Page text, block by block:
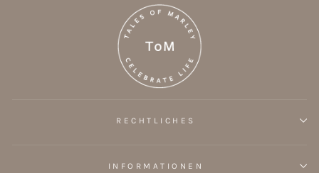
RECHTLICHES
INFORMATIONEN